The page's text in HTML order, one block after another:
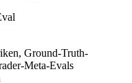
Ground-Truth-
Meta-Evals